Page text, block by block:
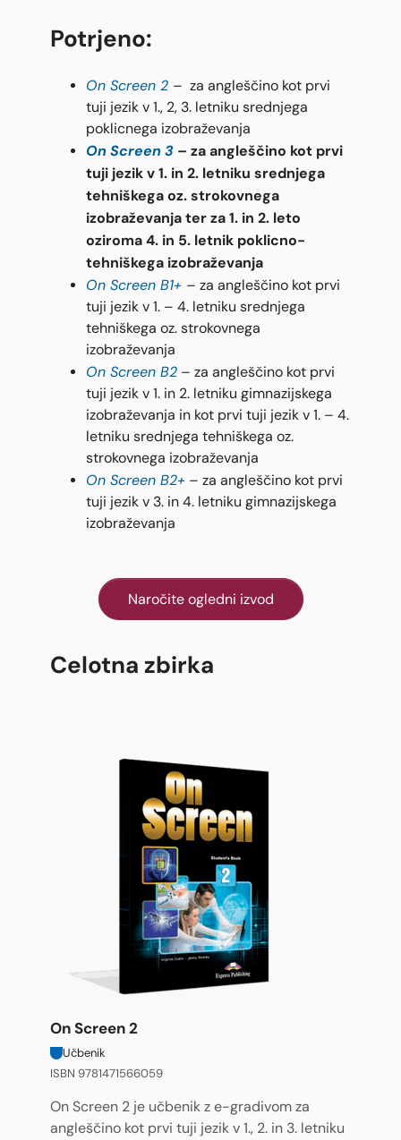
Potrjeno:
On Screen 2 – za angleščino kot prvi
tuji jezik v 1., 2, 3. letniku srednjega
poklicnega izobraževanja
On Screen 3 – za angleščino kot prvi
tuji jezik v 1. in 2. letniku srednjega
tehniškega oz. strokovnega
izobraževanja ter za 1. in 2. leto
oziroma 4. in 5. letnik poklicno-
tehniškega izobraževanja
On Screen B1+ – za angleščino kot prvi
tuji jezik v 1. – 4. letniku srednjega
tehniškega oz. strokovnega
izobraževanja
On Screen B2 – za angleščino kot prvi
tuji jezik v 1. in 2. letniku gimnazijskega
izobraževanja in kot prvi tuji jezik v 1. – 4.
letniku srednjega tehniškega oz.
strokovnega izobraževanja
On Screen B2+ – za angleščino kot prvi
tuji jezik v 3. in 4. letniku gimnazijskega
izobraževanja
Naročite ogledni izvod
Celotna zbirka
On Screen 2
Učbenik
ISBN 9781471566059
On Screen 2 je učbenik z e-gradivom za
angleščino kot prvi tuji jezik v 1., 2. in 3. letniku